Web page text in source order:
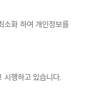
소화 하여 개인정보를
시행하고 있습니다.